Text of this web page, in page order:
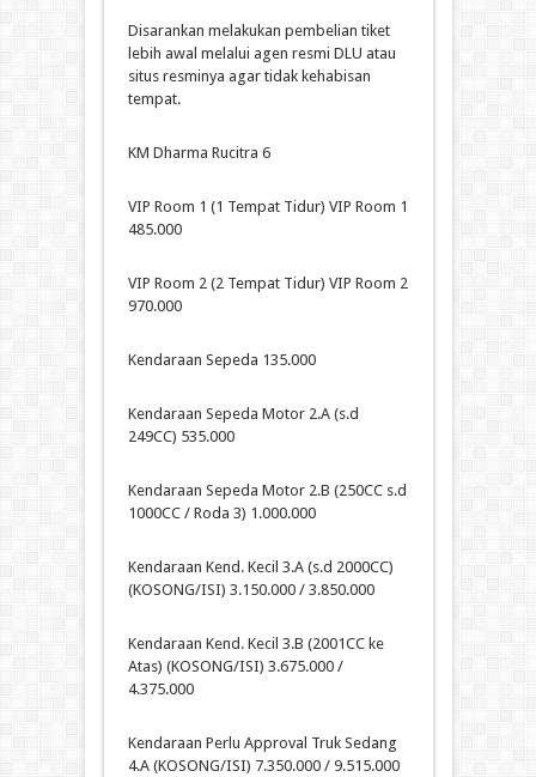
Disarankan melakukan pembelian tiket
lebih awal melalui agen resmi DLU atau
situs resminya agar tidak kehabisan
tempat.
KM Dharma Rucitra 6
VIP Room 1 (1 Tempat Tidur) VIP Room 1
485.000
VIP Room 2 (2 Tempat Tidur) VIP Room 2
970.000
Kendaraan Sepeda 135.000
Kendaraan Sepeda Motor 2.A (s.d
249CC) 535.000
Kendaraan Sepeda Motor 2.B (250CC s.d
1000CC / Roda 3) 1.000.000
Kendaraan Kend. Kecil 3.A (s.d 2000CC)
(KOSONG/ISI) 3.150.000 / 3.850.000
Kendaraan Kend. Kecil 3.B (2001CC ke
Atas) (KOSONG/ISI) 3.675.000 /
4.375.000
Kendaraan Perlu Approval Truk Sedang
4.A (KOSONG/ISI) 7.350.000 / 9.515.000